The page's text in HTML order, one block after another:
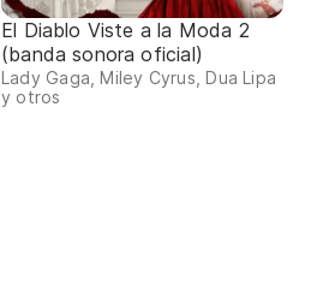
El Diablo Viste a la Moda 2
(banda sonora oficial)
Lady Gaga, Miley Cyrus, Dua Lipa
y otros